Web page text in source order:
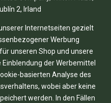
2, Irland
Internetseiten gezielt
Werbung
unseren Shop und unsere
der Werbemittel
basierten Analyse des
wobei aber keine
werden. In den Fällen